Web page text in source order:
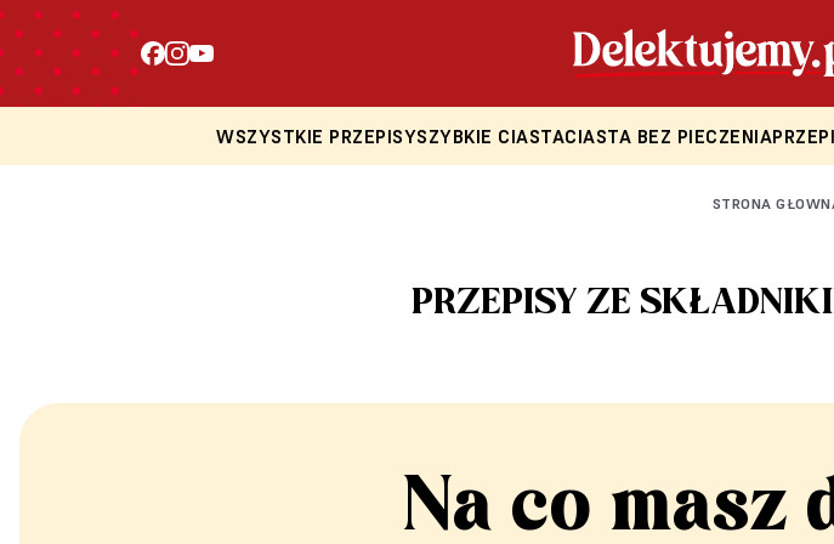
WSZYSTKIE PRZEPISYSZYBKIE CIASTACIASTA BEZ PIECZENIA
STRONA
PRZEPISY ZE
Na co masz